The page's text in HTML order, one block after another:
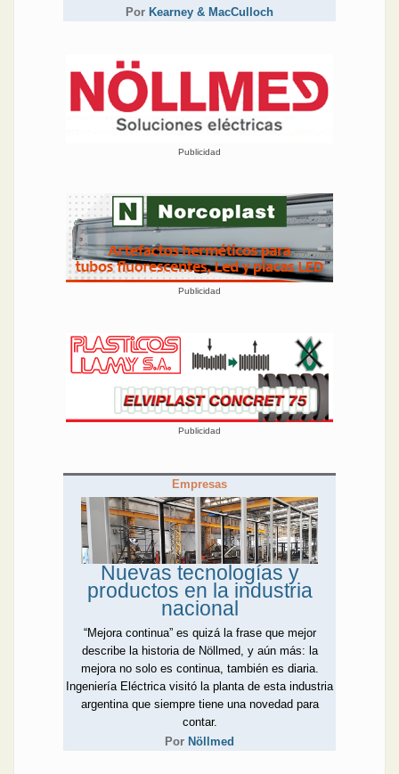
Por Kearney & MacCulloch
Publicidad
Publicidad
Publicidad
Empresas
Nuevas tecnologías y
productos en la industria
nacional
“Mejora continua” es quizá la frase que mejor
describe la historia de Nöllmed, y aún más: la
mejora no solo es continua, también es diaria.
Ingeniería Eléctrica visitó la planta de esta industria
argentina que siempre tiene una novedad para
contar.
Por Nöllmed